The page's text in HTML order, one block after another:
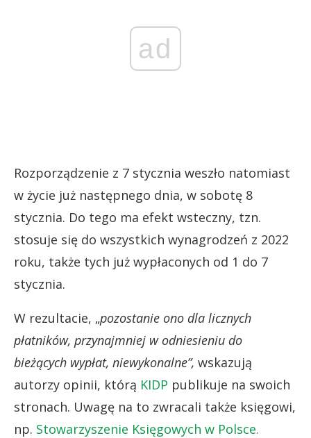
ad
Rozporządzenie z 7 stycznia weszło natomiast
w życie już następnego dnia, w sobotę 8
stycznia. Do tego ma efekt wsteczny, tzn.
stosuje się do wszystkich wynagrodzeń z 2022
roku, także tych już wypłaconych od 1 do 7
stycznia.
W rezultacie, „pozostanie ono dla licznych
płatników, przynajmniej w odniesieniu do
bieżących wypłat, niewykonalne”, wskazują
autorzy opinii, którą KIDP publikuje na swoich
stronach. Uwagę na to zwracali także księgowi,
np. Stowarzyszenie Księgowych w Polsce.